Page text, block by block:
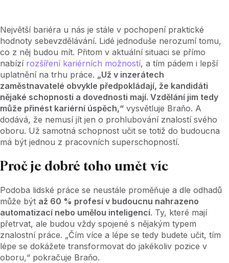
Největší bariéra u nás je stále v pochopení praktické
hodnoty sebevzdělávání. Lidé jednoduše nerozumí tomu,
co z něj budou mít. Přitom v aktuální situaci se přímo
nabízí rozšíření kariérních možností, a tím pádem i lepší
uplatnění na trhu práce. „Už v inzerátech
zaměstnavatelé obvykle předpokládají, že kandidáti
nějaké schopnosti a dovednosti mají. Vzdělání jim tedy
může přinést kariérní úspěch,“ vysvětluje Braňo. A
dodává, že nemusí jít jen o prohlubování znalostí svého
oboru. Už samotná schopnost učit se totiž do budoucna
má být jednou z pracovních superschopností.
Proč je dobré toho umět víc
Podoba lidské práce se neustále proměňuje a dle odhadů
může být až 60 % profesí v budoucnu nahrazeno
automatizací nebo umělou inteligencí. Ty, které mají
přetrvat, ale budou vždy spojené s nějakým typem
znalostní práce. „Čím více a lépe se tedy budete učit, tím
lépe se dokážete transformovat do jakékoliv pozice v
oboru,“ pokračuje Braňo.